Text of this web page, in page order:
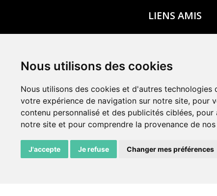
Nous utilisons des cookies
Nous utilisons des cookies et d'autres technologies
votre expérience de navigation sur notre site, pour
contenu personnalisé et des publicités ciblées,
notre site et pour comprendre la provenance de
J'accepte Je refuse Changer mes préférences
LIENS AMIS